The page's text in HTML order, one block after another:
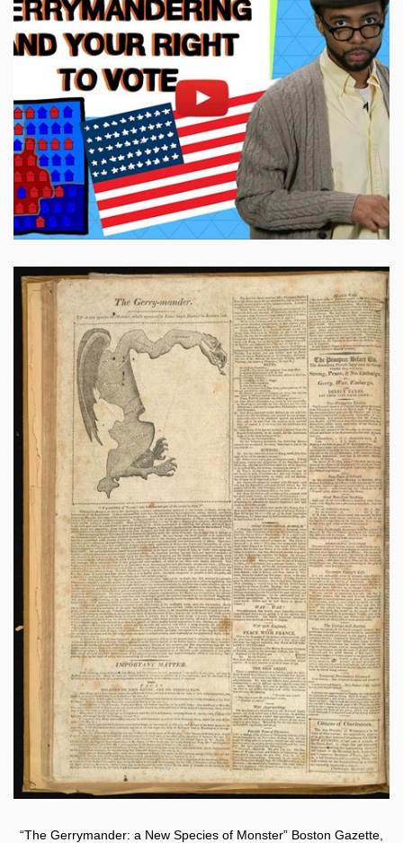
Povolit cookies a přehrát
Otevřít na youtube.com
“The Gerrymander: a New Species of Monster” Boston Gazette,